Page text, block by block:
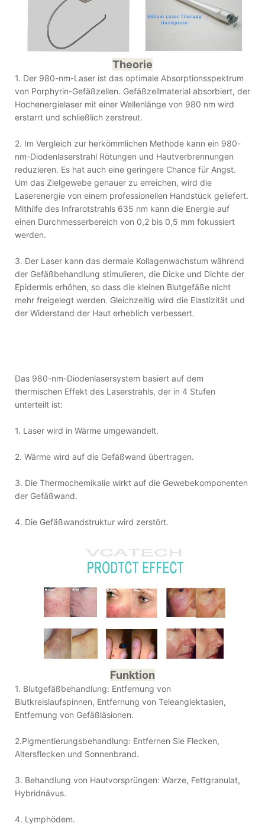
Theorie
1. Der 980-nm-Laser ist das optimale Absorptionsspektrum
von Porphyrin-Gefäßzellen. Gefäßzellmaterial absorbiert, der
Hochenergielaser mit einer Wellenlänge von 980 nm wird
erstarrt und schließlich zerstreut.
2. Im Vergleich zur herkömmlichen Methode kann ein 980-
nm-Diodenlaserstrahl Rötungen und Hautverbrennungen
reduzieren. Es hat auch eine geringere Chance für Angst.
Um das Zielgewebe genauer zu erreichen, wird die
Laserenergie von einem professionellen Handstück geliefert.
Mithilfe des Infrarotstrahls 635 nm kann die Energie auf
einen Durchmesserbereich von 0,2 bis 0,5 mm fokussiert
werden.
3. Der Laser kann das dermale Kollagenwachstum während
der Gefäßbehandlung stimulieren, die Dicke und Dichte der
Epidermis erhöhen, so dass die kleinen Blutgefäße nicht
mehr freigelegt werden. Gleichzeitig wird die Elastizität und
der Widerstand der Haut erheblich verbessert.
Das 980-nm-Diodenlasersystem basiert auf dem
thermischen Effekt des Laserstrahls, der in 4 Stufen
unterteilt ist:
1. Laser wird in Wärme umgewandelt.
2. Wärme wird auf die Gefäßwand übertragen.
3. Die Thermochemikalie wirkt auf die Gewebekomponenten
der Gefäßwand.
4. Die Gefäßwandstruktur wird zerstört.
Funktion
1. Blutgefäßbehandlung: Entfernung von
Blutkreislaufspinnen, Entfernung von Teleangiektasien,
Entfernung von Gefäßläsionen.
2.Pigmentierungsbehandlung: Entfernen Sie Flecken,
Altersflecken und Sonnenbrand.
3. Behandlung von Hautvorsprüngen: Warze, Fettgranulat,
Hybridnävus.
4. Lymphödem.